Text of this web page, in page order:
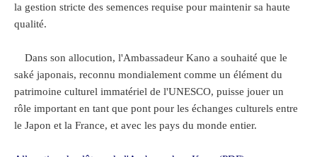
la gestion stricte des semences requise pour maintenir sa haute
qualité.
Dans son allocution, l'Ambassadeur Kano a souhaité que le
saké japonais, reconnu mondialement comme un élément du
patrimoine culturel immatériel de l'UNESCO, puisse jouer un
rôle important en tant que pont pour les échanges culturels entre
le Japon et la France, et avec les pays du monde entier.